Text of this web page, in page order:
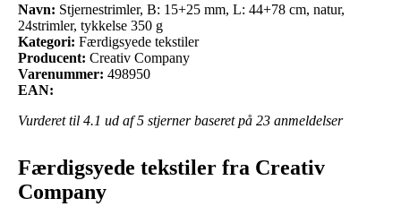
Navn: Stjernestrimler, B: 15+25 mm, L: 44+78 cm, natur,
24strimler, tykkelse 350 g
Kategori: Færdigsyede tekstiler
Producent: Creativ Company
Varenummer: 498950
EAN:
Vurderet til 4.1 ud af 5 stjerner baseret på 23 anmeldelser
Færdigsyede tekstiler fra Creativ
Company